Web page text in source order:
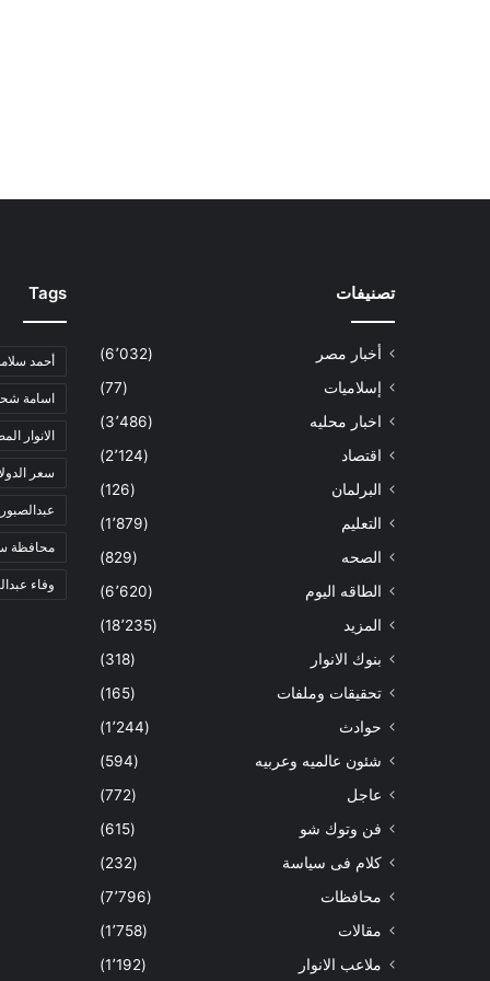
تصنيفات
أخبار مصر
(6٬032)
إسلاميات
(77)
اخبار محليه
(3٬486)
اقتصاد
(2٬124)
البرلمان
(126)
التعليم
(1٬879)
الصحه
(829)
الطاقه اليوم
(6٬620)
المزيد
(18٬235)
بنوك الانوار
(318)
تحقيقات وملفات
(165)
حوادث
(1٬244)
شئون عالميه وعربيه
(594)
عاجل
(772)
فن وتوك شو
(615)
كلام فى سياسة
(232)
محافظات
(7٬796)
مقالات
(1٬758)
ملاعب الانوار
(1٬192)
Tags
أحمد
اسامة
الانوار
سعر
محافظة
وفاء